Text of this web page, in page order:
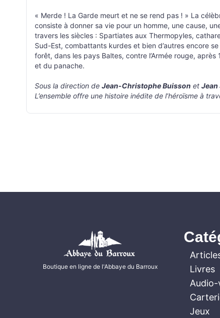
« Merde ! La Garde meurt et ne se rend pas ! » La
consiste à donner sa vie pour un homme, une cause,
travers les siècles : Spartiates aux Thermopyles,
Sud-Est, combattants kurdes et bien d’autres encore
forêt, dans les pays Baltes, contre l’Armée rouge,
et du panache.
Sous la direction de Jean-Christophe Buisson et Jean
L’ensemble offre une histoire inédite de l’héroïsme à
Boutique en ligne de l'Abbaye du Barroux
Livres
Jeux